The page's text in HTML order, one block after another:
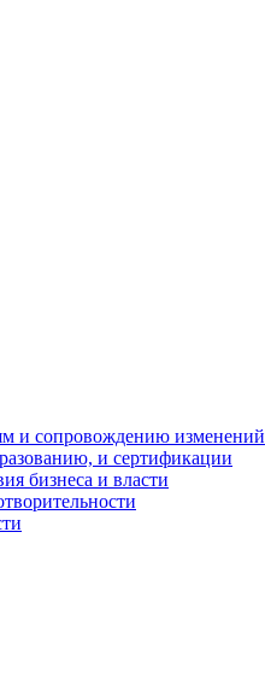
и сопровождению изменений
и сертификации
бизнеса и власти